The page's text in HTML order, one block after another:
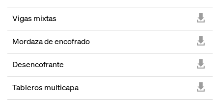
Vigas mixtas
Mordaza de encofrado
Desencofrante
Tableros multicapa